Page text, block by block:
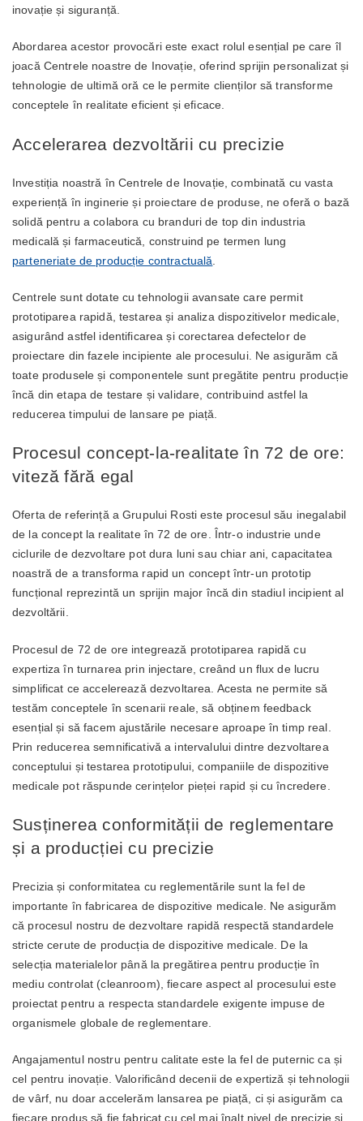
inovație și siguranță.
Abordarea acestor provocări este exact rolul esențial pe care îl
joacă Centrele noastre de Inovație, oferind sprijin personalizat și
tehnologie de ultimă oră ce le permite clienților să transforme
conceptele în realitate eficient și eficace.
Accelerarea dezvoltării cu precizie
Investiția noastră în Centrele de Inovație, combinată cu vasta
experiență în inginerie și proiectare de produse, ne oferă o bază
solidă pentru a colabora cu branduri de top din industria
medicală și farmaceutică, construind pe termen lung
parteneriate de producție contractuală
Centrele sunt dotate cu tehnologii avansate care permit
prototiparea rapidă, testarea și analiza dispozitivelor medicale,
asigurând astfel identificarea și corectarea defectelor de
proiectare din fazele incipiente ale procesului. Ne asigurăm că
toate produsele și componentele sunt pregătite pentru producție
încă din etapa de testare și validare, contribuind astfel la
reducerea timpului de lansare pe piață.
Procesul concept-la-realitate în 72 de ore:
viteză fără egal
Oferta de referință a Grupului Rosti este procesul său inegalabil
de la concept la realitate în 72 de ore. Într-o industrie unde
ciclurile de dezvoltare pot dura luni sau chiar ani, capacitatea
noastră de a transforma rapid un concept într-un prototip
funcțional reprezintă un sprijin major încă din stadiul incipient al
dezvoltării.
Procesul de 72 de ore integrează prototiparea rapidă cu
expertiza în turnarea prin injectare, creând un flux de lucru
simplificat ce accelerează dezvoltarea. Acesta ne permite să
testăm conceptele în scenarii reale, să obținem feedback
esențial și să facem ajustările necesare aproape în timp real.
Prin reducerea semnificativă a intervalului dintre dezvoltarea
conceptului și testarea prototipului, companiile de dispozitive
medicale pot răspunde cerințelor pieței rapid și cu încredere.
Susținerea conformității de reglementare
și a producției cu precizie
Precizia și conformitatea cu reglementările sunt la fel de
importante în fabricarea de dispozitive medicale. Ne asigurăm
că procesul nostru de dezvoltare rapidă respectă standardele
stricte cerute de producția de dispozitive medicale. De la
selecția materialelor până la pregătirea pentru producție în
mediu controlat (cleanroom), fiecare aspect al procesului este
proiectat pentru a respecta standardele exigente impuse de
organismele globale de reglementare.
Angajamentul nostru pentru calitate este la fel de puternic ca și
cel pentru inovație. Valorificând decenii de expertiză și tehnologii
de vârf, nu doar accelerăm lansarea pe piață, ci și asigurăm ca
fiecare produs să fie fabricat cu cel mai înalt nivel de precizie și